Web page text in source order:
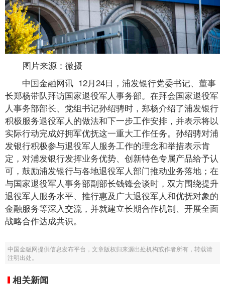
图片来源：微摄
中国金融网讯 12月24日，浦发银行党委书记、董事
长郑杨带队拜访国家退役军人事务部。在拜会国家退役军
人事务部部长、党组书记孙绍骋时，郑杨介绍了浦发银行
积极服务退役军人的做法和下一步工作安排，并表示将以
实际行动完成好拥军优抚这一重大工作任务。孙绍骋对浦
发银行积极参与退役军人服务工作的理念和举措表示肯
定，对浦发银行发挥业务优势、创新特色专属产品给予认
可，鼓励浦发银行与各地退役军人部门推动业务落地；在
与国家退役军人事务部副部长钱锋会谈时，双方围绕提升
退役军人服务水平、推行惠及广大退役军人和优抚对象的
金融服务等深入交流，并就建立长期合作机制、开展全面
战略合作达成共识。
中国金融网提供信息发布平台，文章版权归来源出处机构或作者所有，转载请
注明出处。
相关新闻